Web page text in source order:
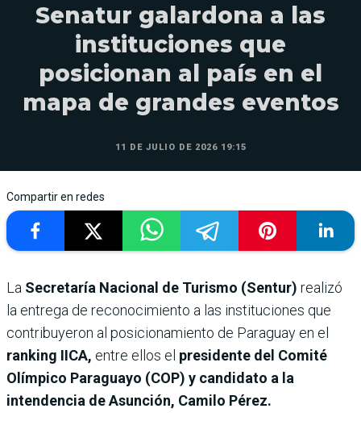
Senatur galardona a las
instituciones que
posicionan al país en el
mapa de grandes eventos
11 DE JULIO DE 2026 19:15
Compartir en redes
La Secretaría Nacional de Turismo (Sentur) realizó
la entrega de reconocimiento a las instituciones que
contribuyeron al posicionamiento de Paraguay en el
ranking IICA, entre ellos el presidente del Comité
Olímpico Paraguayo (COP) y candidato a la
intendencia de Asunción, Camilo Pérez.